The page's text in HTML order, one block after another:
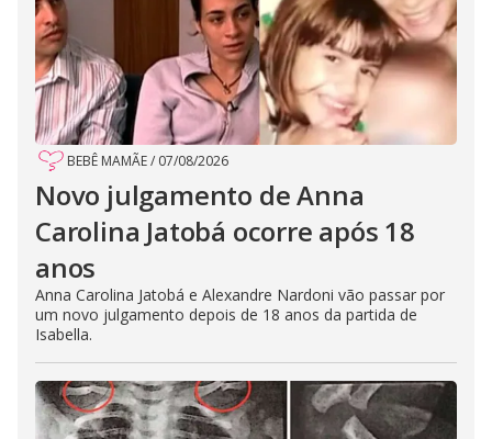
BEBÊ MAMÃE/ 07/08/2026
Novo julgamento de Anna
Carolina Jatobá ocorre após 18
anos
Anna Carolina Jatobá e Alexandre Nardoni vão passar por
um novo julgamento depois de 18 anos da partida de
Isabella.